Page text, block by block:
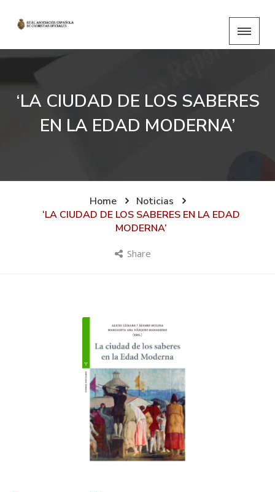
‘LA CIUDAD DE LOS SABERES
EN LA EDAD MODERNA’
Home
Noticias
‘LA CIUDAD DE LOS SABERES EN LA EDAD
MODERNA’
Share